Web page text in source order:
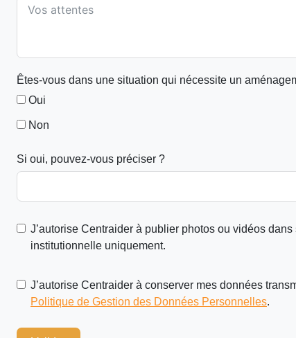
Êtes-vous dans une situation qui nécessite un
Oui
Non
Si oui, pouvez-vous préciser ?
J’autorise Centraider à publier photos ou vidéos
institutionnelle uniquement.
J’autorise Centraider à conserver mes données
Politique de Gestion des Données Personnelles.